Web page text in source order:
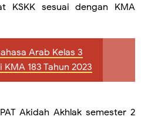
KSKK sesuai dengan KMA
Arab Kelas 3
183 Tahun 2023
Akidah Akhlak semester 2